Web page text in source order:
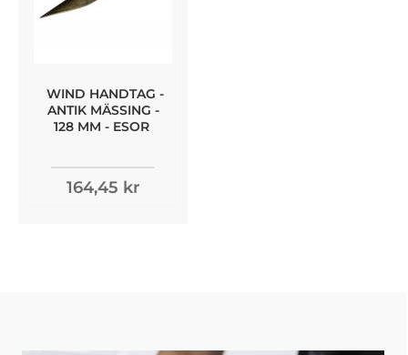
WIND HANDTAG -
ANTIK MÄSSING -
128 MM - ESOR
164,45 kr